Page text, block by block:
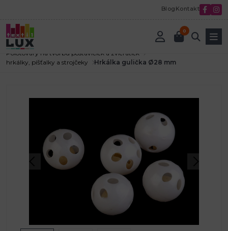
Blog Kontakt
0
Úvod
Polotovary na tvorbu postavičiek a zvieratiek
hrkálky, píšťalky a strojčeky
Hrkálka gulička Ø28 mm